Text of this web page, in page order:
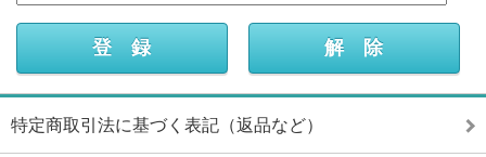
特定商取引法に基づく表記（返品など）